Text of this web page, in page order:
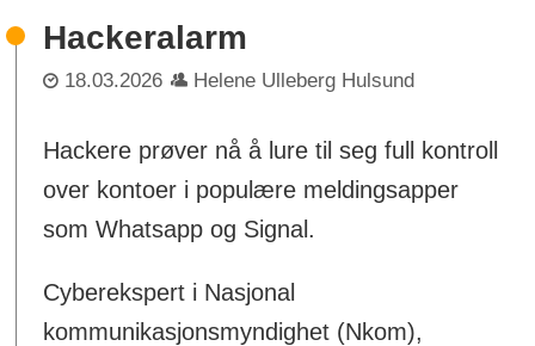
Hackeralarm
18.03.2026 Helene Ulleberg Hulsund
Hackere prøver nå å lure til seg full kontroll
over kontoer i populære meldingsapper
som Whatsapp og Signal.
Cyberekspert i Nasjonal
kommunikasjonsmyndighet (Nkom),